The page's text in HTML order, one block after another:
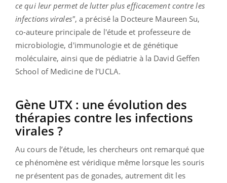
ce qui leur permet de lutter plus efficacement contre les
infections virales", a précisé la Docteure Maureen Su,
co-auteure principale de l'étude et professeure de
microbiologie, d'immunologie et de génétique
moléculaire, ainsi que de pédiatrie à la David Geffen
School of Medicine de l’UCLA.
Gène UTX : une évolution des
thérapies contre les infections
virales ?
Au cours de l’étude, les chercheurs ont remarqué que
ce phénomène est véridique même lorsque les souris
ne présentent pas de gonades, autrement dit les